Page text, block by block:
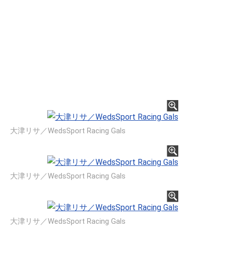
大津リサ／WedsSport Racing Gals
大津リサ／WedsSport Racing Gals
大津リサ／WedsSport Racing Gals